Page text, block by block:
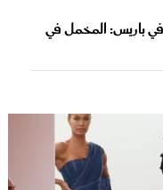
باريس: المخمل في